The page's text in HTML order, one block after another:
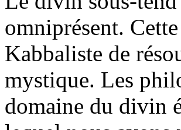
omniprésent.
Kabbaliste de
mystique. Les
domaine du divin